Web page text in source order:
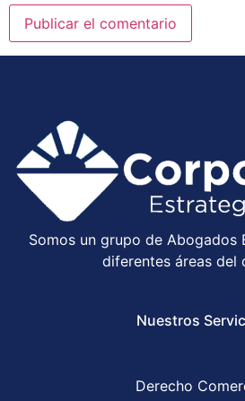
Somos un grupo de Abogados
diferentes áreas del
Nuestros
Derecho